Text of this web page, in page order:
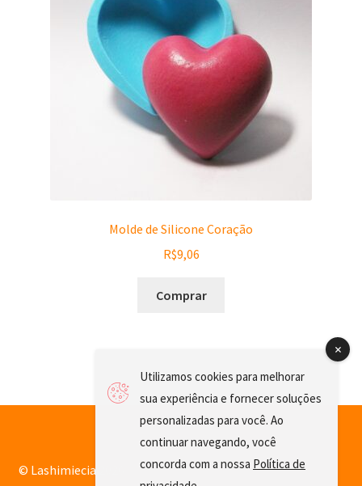
Molde de Silicone Coração
R$9,06
Comprar
© Lashimiecia 2026
Utilizamos cookies para melhorar
sua experiência e fornecer soluções
personalizadas para você. Ao
continuar navegando, você
concorda com a nossa Política de